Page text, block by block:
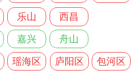
乐山 西昌
舟山
嘉兴
瑶海区 庐阳区 包河区